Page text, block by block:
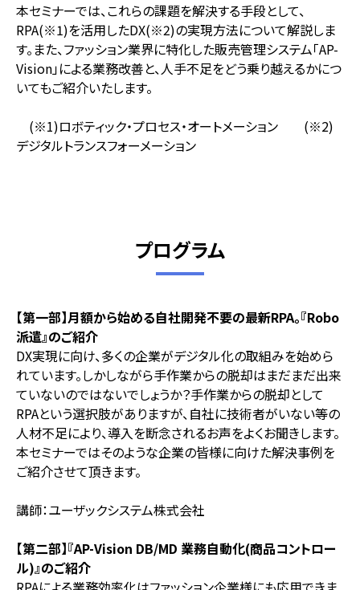
本セミナーでは、これらの課題を解決する手段として、
RPA(※1)を活用したDX(※2)の実現方法について解説しま
す。また、ファッション業界に特化した販売管理システム「AP-
Vision」による業務改善と、人手不足をどう乗り越えるかにつ
いてもご紹介いたします。
(※1)ロボティック・プロセス・オートメーション (※2)
デジタルトランスフォーメーション
プログラム
【第一部】月額から始める自社開発不要の最新RPA。『Robo
派遣』のご紹介
DX実現に向け、多くの企業がデジタル化の取組みを始めら
れています。しかしながら手作業からの脱却はまだまだ出来
ていないのではないでしょうか？手作業からの脱却として
RPAという選択肢がありますが、自社に技術者がいない等の
人材不足により、導入を断念されるお声をよくお聞きします。
本セミナーではそのような企業の皆様に向けた解決事例を
ご紹介させて頂きます。
講師：ユーザックシステム株式会社
【第二部】『AP-Vision DB/MD 業務自動化(商品コントロー
ル)』のご紹介